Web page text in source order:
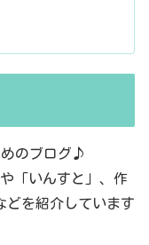
めのブログ♪
「いんすと」、作
どを紹介しています